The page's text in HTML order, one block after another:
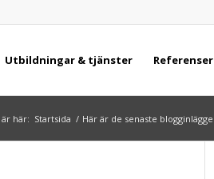
Utbildningar & tjänster Referenser
är här: Startsida / Här är de senaste